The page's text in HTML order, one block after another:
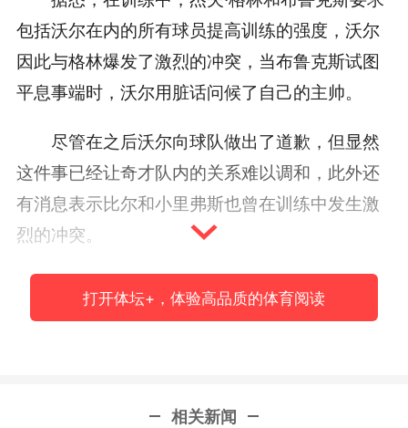
包括沃尔在内的所有球员提高训练的强度，沃尔
因此与格林爆发了激烈的冲突，当布鲁克斯试图
平息事端时，沃尔用脏话问候了自己的主帅。
尽管在之后沃尔向球队做出了道歉，但显然
这件事已经让奇才队内的关系难以调和，此外还
有消息表示比尔和小里弗斯也曾在训练中发生激
烈的冲突。
比尔今日在接受采访时被问到了有关球队打
算重建的报道，对此，这位全明星后卫并不想否
周前就听过这些流言。我不相信这些报道。现在
打开体坛+，体验高品质的体育阅读
相关新闻